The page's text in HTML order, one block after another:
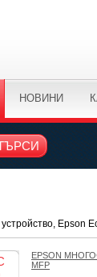
НОВИНИ
Epson
EPSON
MFP